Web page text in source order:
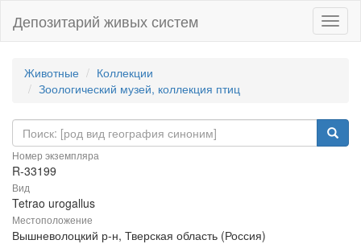
Депозитарий живых систем
Животные
Коллекции
Зоологический музей, коллекция птиц
Номер экземпляра
R-33199
Вид
Tetrao urogallus
Местоположение
Вышневолоцкий р-н, Тверская область (Россия)